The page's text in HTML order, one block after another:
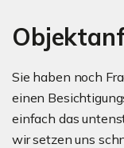
Sie haben noch
einen
einfach das
wir setzen uns